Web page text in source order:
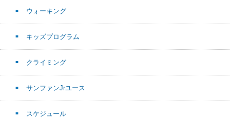
ウォーキング
キッズプログラム
クライミング
サンファンJrユース
スケジュール